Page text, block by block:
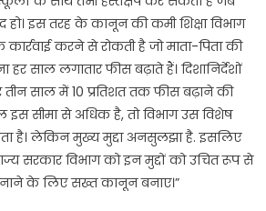
हो। इस तरह के कानून की कमी शिक्षा विभाग
करने से रोकती है जो माता-पिता की
हर साल लगातार फीस बढ़ाते हैं। दिशानिर्देशों
साल में 10 प्रतिशत तक फीस बढ़ाने की
इस सीमा से अधिक है, तो विभाग उस विशेष
है। लेकिन मुख्य मुद्दा अनसुलझा है. इसलिए
सरकार विभाग को इन मुद्दों को उचित रूप से
के लिए सख्त कानून बनाए।”